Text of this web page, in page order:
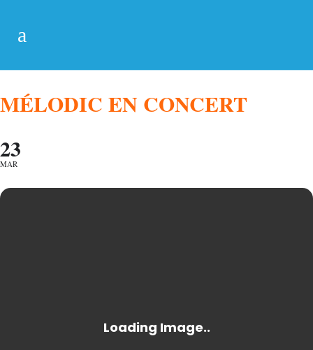
MÉLODIC EN CONCERT
23
MAR